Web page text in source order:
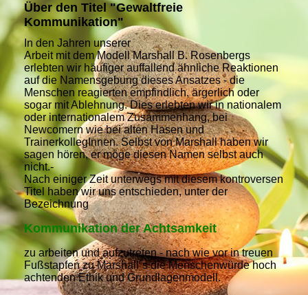
Über den Titel "Gewaltfreie
Kommunikation"
In den Jahren unserer
Arbeit mit dem Modell Marshall B. Rosenbergs
erlebten wir häufiger auffallend ähnliche Reaktionen
auf die Namensgebungdieses Ansatzes - die
Menschen reagierten empfindlich, ärgerlich oder
sogar mit Ablehnung. Dies erlebten wir in nationalem
oder internationalem Zusammenhang, bei
Newcomern wie bei alten Hasen und
TrainerkollegInnen. Selbst von Marshall haben wir
sagen hören, er möge diesen Namen selbst auch
nicht.-
Nach einiger Zeit unterwegs mit diesem kontroversen
Titel haben wir uns entschieden, unter der
Bezeichnung
Kommunikation der Achtsamkeit
zu arbeiten und aufzutreten - nach wie vor in treuen
Fußstapfen zu Marshall´s die Menschenwürde hoch
achtenden Ethik und Grundlagenmodell.